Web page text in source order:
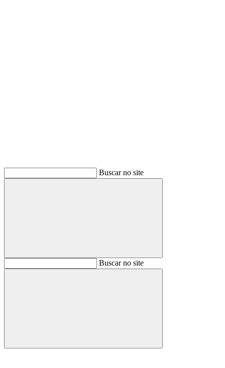
Buscar no site
BuscarBuscar no site
Buscar